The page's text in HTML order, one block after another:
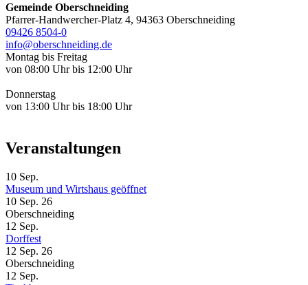
Gemeinde Oberschneiding
Pfarrer-Handwercher-Platz 4, 94363 Oberschneiding
09426 8504-0
info@oberschneiding.de
Montag bis Freitag
von 08:00 Uhr bis 12:00 Uhr
Donnerstag
von 13:00 Uhr bis 18:00 Uhr
Veranstaltungen
10 Sep.
Museum und Wirtshaus geöffnet
10 Sep. 26
Oberschneiding
12 Sep.
Dorffest
12 Sep. 26
Oberschneiding
12 Sep.